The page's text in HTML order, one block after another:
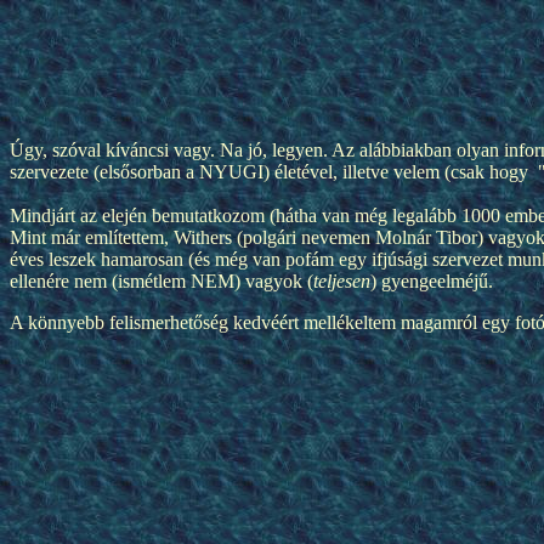
Úgy, szóval kíváncsi vagy. Na jó, legyen. Az alábbiakban olyan
szervezete (elsősorban a NYUGI) életével, illetve velem (csak hogy
Mindjárt az elején bemutatkozom (hátha van még legalább 1000
Mint már említettem, Withers (polgári nevemen Molnár Tibor)
éves leszek hamarosan (és még van pofám egy ifjúsági szervezet
ellenére nem (ismétlem NEM) vagyok (teljesen) gyengeelméjű.
A könnyebb felismerhetőség kedvéért mellékeltem magamról egy